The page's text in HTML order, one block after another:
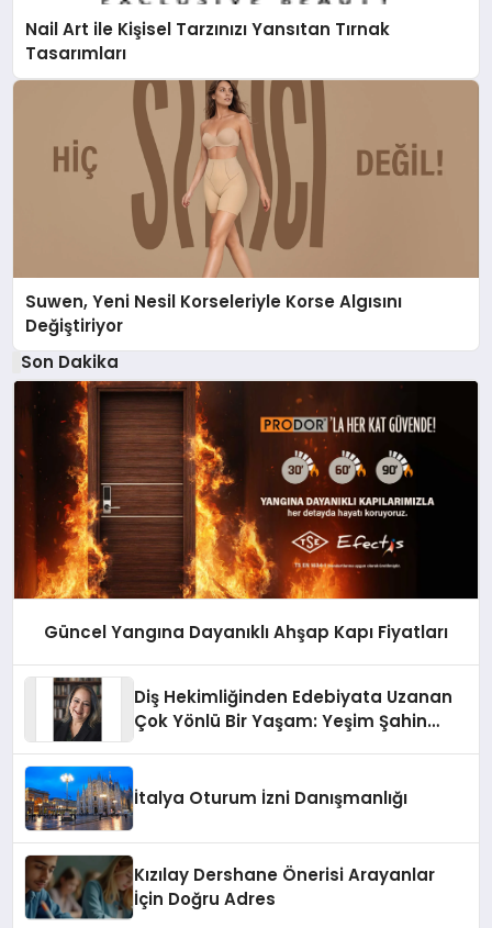
Nail Art ile Kişisel Tarzınızı Yansıtan Tırnak
Tasarımları
Suwen, Yeni Nesil Korseleriyle Korse Algısını
Değiştiriyor
Son Dakika
Güncel Yangına Dayanıklı Ahşap Kapı Fiyatları
Diş Hekimliğinden Edebiyata Uzanan
Çok Yönlü Bir Yaşam: Yeşim Şahin
İtalya Oturum İzni Danışmanlığı
Kızılay Dershane Önerisi Arayanlar
İçin Doğru Adres